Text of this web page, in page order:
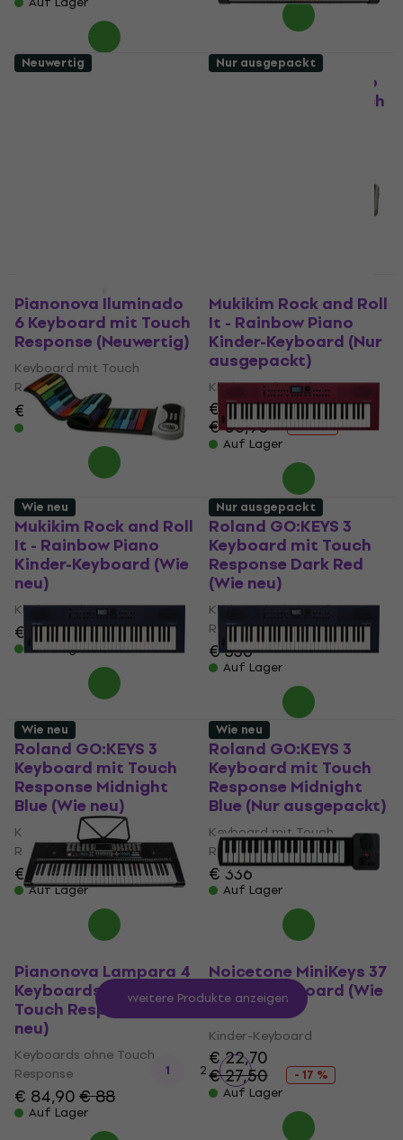
Pianonova Iluminado
6 Keyboard mit Touch
Neuwertig
Pianonova Iluminado
6 Keyboard mit Touch
Response (Neuwertig)
Keyboard mit Touch
Response
€ 111€ 125
- 11 %
Auf Lager
Nur ausgepackt
Mukikim Rock and Roll
It - Rainbow Piano
Kinder-Keyboard (Nur
ausgepackt)
Kinder-Keyboard
€ 36,80
€ 56,90
- 35 %
Auf Lager
Mukikim Rock and Roll
It - Rainbow Piano
Kinder-Keyboard (Wie
neu)
Kinder-Keyboard
€ 34,60 € 36,40
Auf Lager
Roland GO:KEYS 3
Keyboard mit Touch
Response Dark Red
(Wie neu)
Keyboard mit Touch
Response
€ 336
Auf Lager
Wie neu
Roland GO:KEYS 3
Keyboard mit Touch
Response Midnight
Blue (Wie neu)
Keyboard mit Touch
Response
€ 336
Auf Lager
Nur ausgepackt
Roland GO:KEYS 3
Keyboard mit Touch
Response Midnight
Blue (Nur ausgepackt)
Keyboard mit Touch
Response
€ 336
Auf Lager
Wie neu
Pianonova Lampara 4
Keyboards ohne
Touch Response (Wie
neu)
Keyboards ohne Touch
Response
€ 84,90€ 88
Auf Lager
Wie neu
Noicetone MiniKeys 37
Kinder-Keyboard (Wie
neu)
Kinder-Keyboard
€ 22,70
€ 27,50
- 17 %
Auf Lager
Weitere Produkte anzeigen
1 2